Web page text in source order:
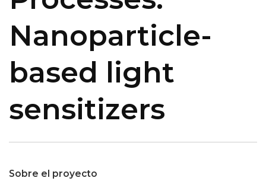
Nanoparticle-
based light
sensitizers
Sobre el proyecto